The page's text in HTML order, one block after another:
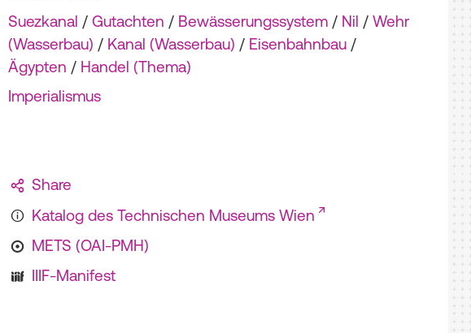
Suezkanal / Gutachten / Bewässerungssystem / Nil / Wehr
(Wasserbau) / Kanal (Wasserbau) / Eisenbahnbau /
Ägypten / Handel (Thema)
Imperialismus
Share
Katalog des Technischen Museums Wien
METS (OAI-PMH)
IIIF-Manifest